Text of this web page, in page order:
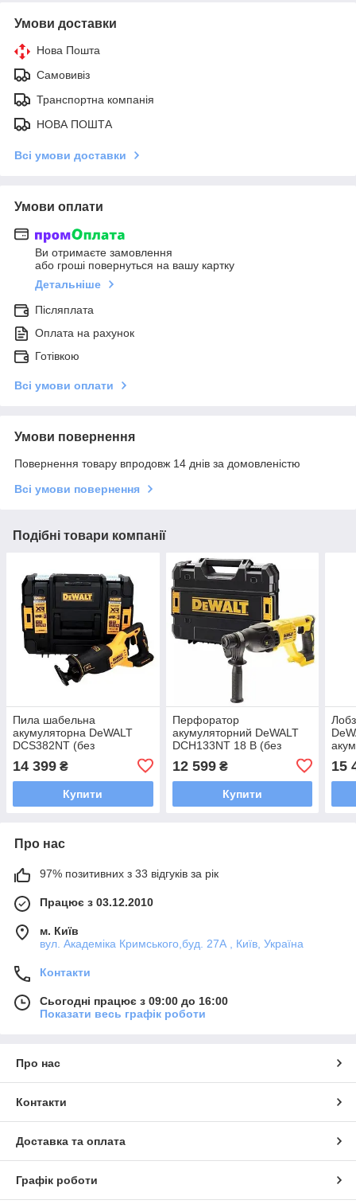
Умови доставки
Нова Пошта
Самовивіз
Транспортна компанія
НОВА ПОШТА
Всі умови доставки
Умови оплати
Ви отримаєте замовлення
або гроші повернуться на вашу картку
Детальніше
Післяплата
Оплата на рахунок
Готівкою
Всі умови оплати
Умови повернення
Повернення товару впродовж 14 днів за домовленістю
Всі умови повернення
Подібні товари компанії
Пила шабельна
акумуляторна DeWALT
DCS382NT (без
акумулятора та зарядного
пристрою)
14 399 ₴
Купити
Перфоратор
акумуляторний DeWALT
DCH133NT 18 В (без
12 599₴
Купити
15
Про нас
97% позитивних з 33 відгуків за рік
Працює з 03.12.2010
м. Київ
вул. Академіка Кримського,буд. 27А , Київ, Україна
Контакти
Сьогодні працює з 09:00 до 16:00
Показати весь графік роботи
Про нас
Контакти
Доставка та оплата
Графік роботи